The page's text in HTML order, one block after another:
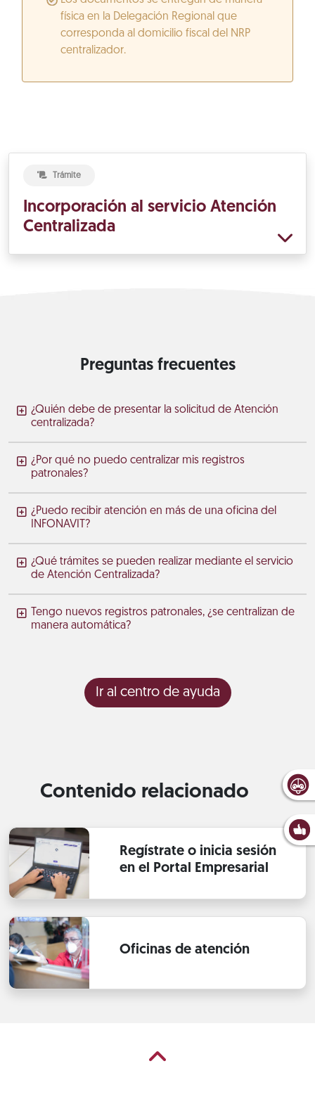
física en la Delegación Regional que
corresponda al domicilio fiscal del NRP
centralizador.
Trámite
Incorporación al servicio Atención
Centralizada
Preguntas frecuentes
¿Quién debe de presentar la solicitud de Atención
centralizada?
¿Por qué no puedo centralizar mis registros
patronales?
¿Puedo recibir atención en más de una oficina del
INFONAVIT?
¿Qué trámites se pueden realizar mediante el servicio
de Atención Centralizada?
Tengo nuevos registros patronales, ¿se centralizan de
manera automática?
Ir al centro de ayuda
Contenido relacionado
Regístrate o inicia sesión
en el Portal Empresarial
Oficinas de atención